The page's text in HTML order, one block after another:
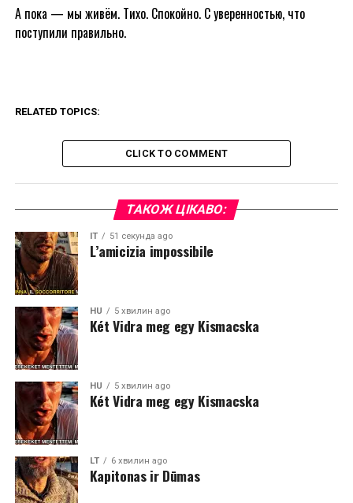
А пока — мы живём. Тихо. Спокойно. С уверенностью, что
поступили правильно.
RELATED TOPICS:
CLICK TO COMMENT
ТАКОЖ ЦІКАВО:
IT 51 секунда ago
L’amicizia impossibile
HU 5 хвилин ago
Két Vidra meg egy Kismacska
HU 5 хвилин ago
Két Vidra meg egy Kismacska
LT 6 хвилин ago
Kapitonas ir Dūmas